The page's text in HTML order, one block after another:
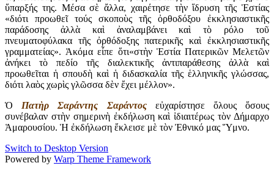
ὕπαρξής της. Μέσα σὲ ἄλλα, χαιρέτησε τὴν ἵδρυση τῆς Ἑστίας
«διότι προωθεῖ τούς σκοποὺς τῆς ὀρθοδόξου ἐκκλησιαστικῆς
παράδοσης ἀλλὰ καὶ ἀναλαμβάνει καὶ τὸ ρόλο τοῦ
πνευματοφύλακα τῆς ὀρθόδοξης πατερικῆς καὶ ἐκκλησιαστικῆς
γραμματείας». Ἀκόμα εἶπε ὅτι«στὴν Ἑστία Πατερικῶν Μελετῶν
ἀνήκει τὸ πεδίο τῆς διαλεκτικῆς ἀντιπαράθεσης ἀλλὰ καὶ
προωθεῖται ἡ σπουδὴ καὶ ἡ διδασκαλία τῆς ἑλληνικῆς γλώσσας,
διότι λαὸς χωρὶς γλῶσσα δὲν ἔχει μέλλον».
ὉΠατὴρ Σαράντης Σαράντοςεὐχαρίστησε ὅλους ὅσους
συνέβαλαν στὴν σημερινὴ ἐκδήλωση καὶ ἰδιαιτέρως τὸν Δήμαρχο
Ἁμαρουσίου. Ἡ ἐκδήλωση ἔκλεισε μὲ τὸν Ἐθνικό μας Ὕμνο.
Switch to Desktop Version
Powered by Warp Theme Framework